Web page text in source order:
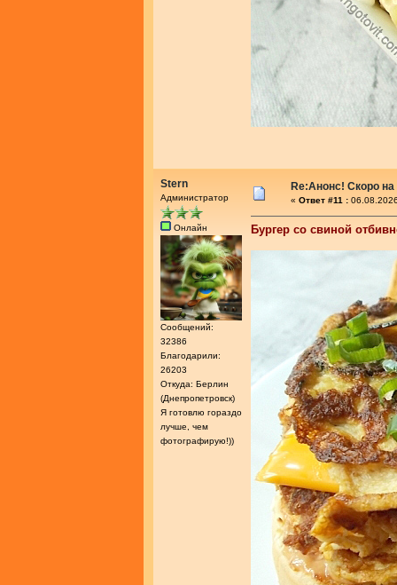
Stern
Администратор
Онлайн
Сообщений:
32386
Благодарили:
26203
Откуда: Берлин
(Днепропетровск)
Я готовлю гораздо
лучше, чем
фотографирую!))
Re:Анонс! Скоро
« Ответ #11 :
Бургер со свиной